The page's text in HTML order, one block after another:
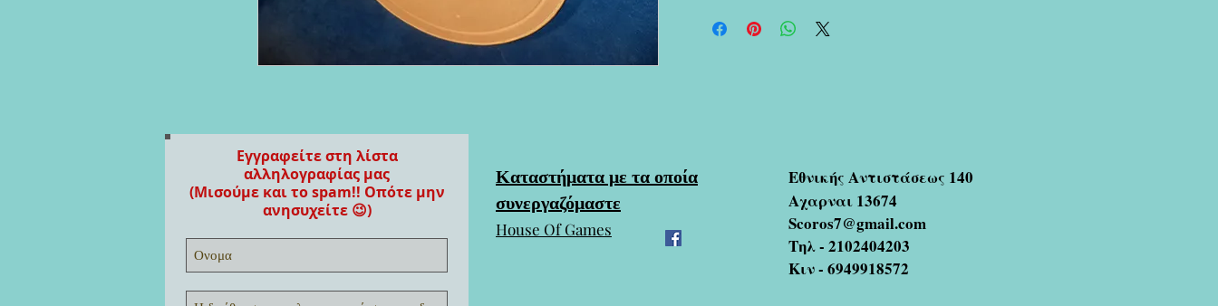
Εγγραφείτε στη λίστα
αλληλογραφίας μας
(Μισούμε και το spam!! Οπότε μην
ανησυχείτε 😉)
Καταστήματα με τα οποία
συνεργαζόμαστε
House Of Games
Εθνικής Αντιστάσεως 140
Αχαρναι 13674
Scoros7@gmail.com
Τηλ - 2102404203
Κιν - 6949918572